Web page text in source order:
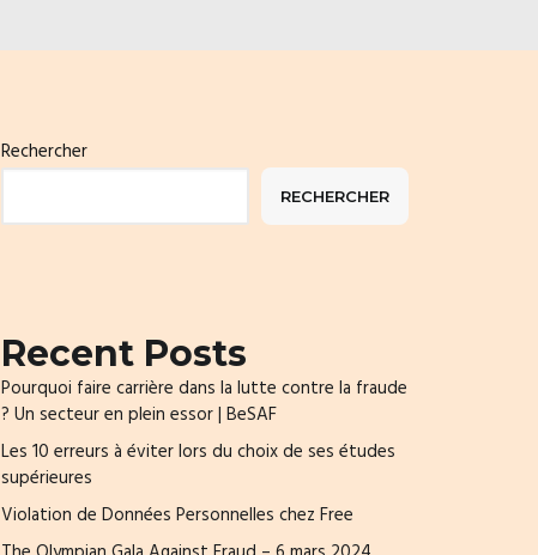
Rechercher
RECHERCHER
Recent Posts
Pourquoi faire carrière dans la lutte contre la fraude
? Un secteur en plein essor | BeSAF
Les 10 erreurs à éviter lors du choix de ses études
supérieures
Violation de Données Personnelles chez Free